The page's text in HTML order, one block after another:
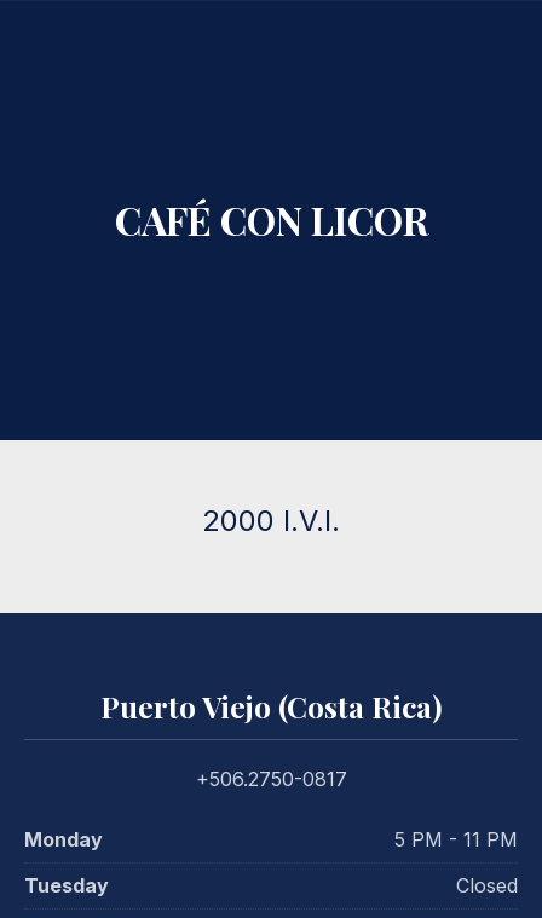
CAFÉ CON LICOR
2000 I.V.I.
Puerto Viejo (Costa Rica)
+506.2750-0817
Monday
5 PM - 11 PM
Tuesday
Closed